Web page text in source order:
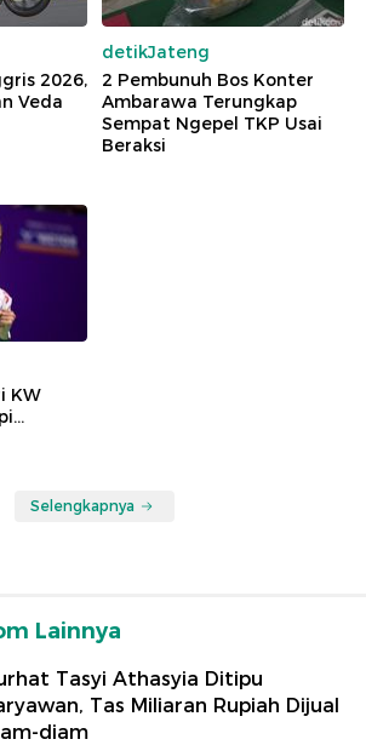
2026,
Veda
detikJateng
2 Pembunuh Bos Konter
Ambarawa Terungkap
Sempat Ngepel TKP Usai
Beraksi
KW
Selengkapnya
Lainnya
Tasyi Athasyia Ditipu
Tas Miliaran Rupiah Dijual
diam